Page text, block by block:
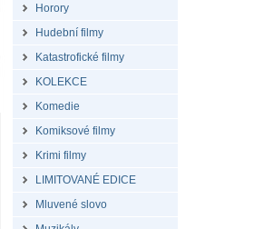
Horory
Hudební filmy
Katastrofické filmy
KOLEKCE
Komedie
Komiksové filmy
Krimi filmy
LIMITOVANÉ EDICE
Mluvené slovo